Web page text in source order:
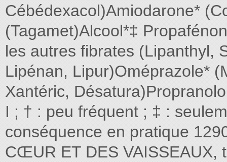
Cébédexacol)Amiodarone*
(Tagamet)Alcool*‡
les autres fibrates (Lipanthyl,
Lipénan, Lipur)Oméprazole*
Xantéric,
I ; † : peu fréquent ; ‡ :
conséquence en pratique
CŒUR ET DES VAISSEAUX,